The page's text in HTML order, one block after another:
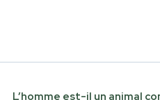
L’homme est-il un animal